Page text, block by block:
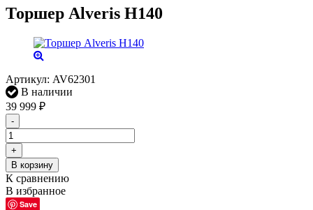
Торшер Alveris H140
Артикул: AV62301
В наличии
39 999 ₽
-
+
В корзину
К сравнению
В избранное
Save